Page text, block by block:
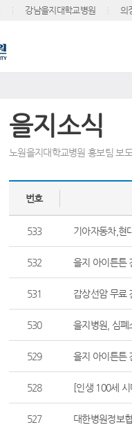
강남을지대학교병원 의
을지소식
노원을지대학교병원 홍보팀 보
번호
533 기아자동차,현
532 을지 아이튼튼
531 갑상선암 무료
530 을지병원, 심폐
529 을지 아이튼튼
528 [인생 100세
527 대한병원정보